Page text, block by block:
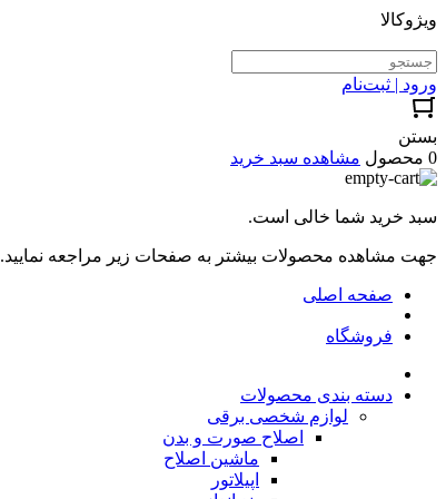
ویژوکالا
ورود | ثبت‌نام
بستن
0 محصول
مشاهده سبد خرید
سبد خرید شما خالی است.
جهت مشاهده محصولات بیشتر به صفحات زیر مراجعه نمایید.
صفحه اصلی
فروشگاه
دسته بندی محصولات
لوازم شخصی برقی
اصلاح صورت و بدن
ماشین اصلاح
اپیلاتور